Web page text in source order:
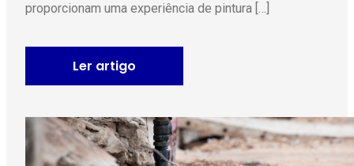
proporcionam uma experiência de pintura […]
Ler artigo